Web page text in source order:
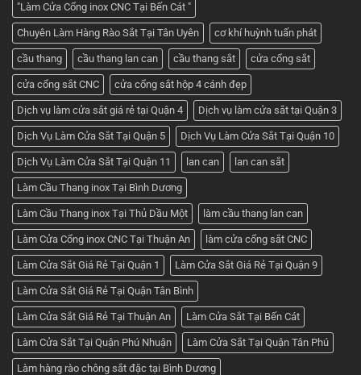
đẹp
nhất
hiện
nay
2
cánh
–
Nhận
báo
giá
tốt
nhất
Cơ
khí
Huỳnh
Tuấn
Phát
"Làm Cửa Cổng inox CNC Tại Bến Cát "
Chuyên Làm Hàng Rào Sắt Tại Tân Uyên cơ khí huỳnh tuấn phát
cầu thang cầu thang lan can cầu thang sắt cửa cổng sắt
cửa cổng sắt CNC cửa cổng sắt hộp 4 cánh đẹp
Dịch vụ làm cửa sắt giá rẻ tại Quận 4 Dịch vụ làm cửa sắt tại Quận 3
Dịch Vụ Làm Cửa Sắt Tại Quận 5 Dịch Vụ Làm Cửa Sắt Tại Quận 10
Dịch Vụ Làm Cửa Sắt Tại Quận 11 lan can lan can sắt
Làm Cầu Thang inox Tại Bình Dương
Làm Cầu Thang inox Tại Thủ Dầu Một làm cầu thang lan can
Làm Cửa Cổng inox CNC Tại Thuận An làm cửa cổng sắt CNC
Làm Cửa Sắt Giá Rẻ Tại Quận 1 Làm Cửa Sắt Giá Rẻ Tại Quận 9
Làm Cửa Sắt Giá Rẻ Tại Quận Tân Bình
Làm Cửa Sắt Giá Rẻ Tại Thuận An Làm Cửa Sắt Tại Bến Cát
Làm Cửa Sắt Tại Quận Phú Nhuận Làm Cửa Sắt Tại Quận Tân Phú
Làm hàng rào chông sắt đặc tại Bình Dương